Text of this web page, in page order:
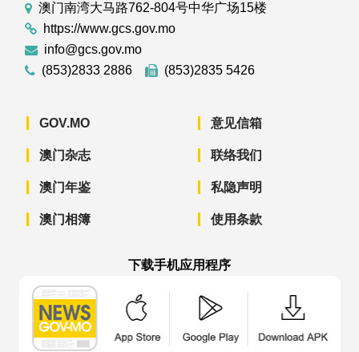
澳门南湾大马路762-804号中华广场15楼
https://www.gcs.gov.mo
info@gcs.gov.mo
(853)2833 2886
(853)2835 5426
GOV.MO
澳门杂志
澳门年鉴
澳门相簿
意见信箱
联络我们
私隐声明
使用条款
下载手机应用程序